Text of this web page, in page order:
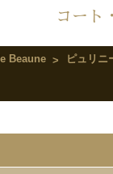
コート
Beaune
ピュリニ